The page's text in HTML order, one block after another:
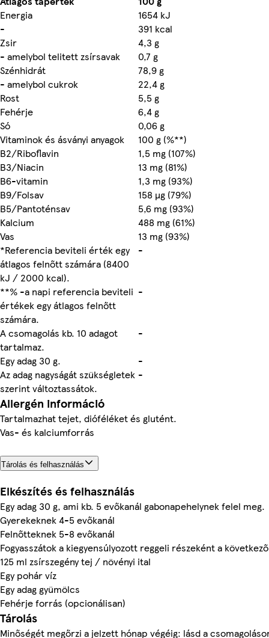
Energia
1654 kJ
-
391 kcal
Zsir
4,3 g
- amelybol telitett zsírsavak
0,7 g
Szénhidrát
78,9 g
- amelybol cukrok
22,4 g
Rost
5,5 g
Fehérje
6,4 g
Só
0,06 g
Vitaminok és ásványi anyagok
100 g (%**)
B2/Riboflavin
1,5 mg (107%)
B3/Niacin
13 mg (81%)
B6-vitamin
1,3 mg (93%)
B9/Folsav
158 µg (79%)
B5/Pantoténsav
5,6 mg (93%)
Kalcium
488 mg (61%)
Vas
13 mg (93%)
*Referencia beviteli érték egy
átlagos felnőtt számára (8400
kJ / 2000 kcal).
-
**% -a napi referencia beviteli
értékek egy átlagos felnőtt
számára.
-
A csomagolás kb. 10 adagot
tartalmaz.
-
Egy adag 30 g.
-
Az adag nagyságát szükségletek
szerint változtassátok.
-
Allergén információ
Tartalmazhat tejet, dióféléket és glutént.
Vas- és kalciumforrás
Tárolás és felhasználás
Elkészítés és felhasználás
Egy adag 30 g, ami kb. 5 evőkanál gabonapehelynek felel meg.
Gyerekeknek 4-5 evőkanál
Felnőtteknek 5-8 evőkanál
Fogyasszátok a kiegyensúlyozott reggeli részeként a
125 ml zsírszegény tej / növényi ital
Egy pohár víz
Egy adag gyümölcs
Fehérje forrás (opcionálisan)
Tárolás
Minőségét megőrzi a jelzett hónap végéig: lásd a